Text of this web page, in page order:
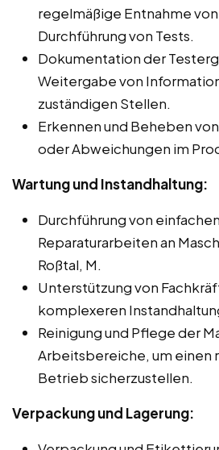
regelmäßige Entnahme
Durchführung von Tests.
Dokumentation der
Weitergabe von
zuständigen Stellen.
Erkennen und Beheben
oder Abweichungen im
Wartung und Instandhaltung:
Durchführung von
Reparaturarbeiten an
Roßtal, M.
Unterstützung von
komplexeren
Reinigung und Pflege der
Arbeitsbereiche, um einen
Betrieb sicherzustellen.
Verpackung und Lagerung: